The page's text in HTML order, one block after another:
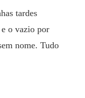
e o vazio por
nome. Tudo